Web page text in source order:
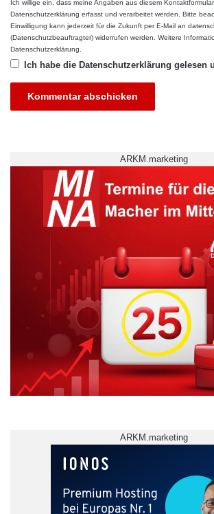
Fotos: Hochschule Koblenz
Zusammen mit den
Kaiserslautern hat die
zudem das Projekt Open MINT
Grundlagenfächer in den MINT-
virtualisiert werden. Labore
Weise orts- und
werden. Davon profitieren
Studierenden, die durch
Vorbereitung der realen
größeren Lernerfolg erzielen.
die virtuellen Labore
Schülern die Möglichkeit
die natur- und
Studiengänge
Daneben haben es sich die
Lovelace Projekte der
und Remagen zum Ziel
k
o
n
s
t
t
Ich willige ein, dass meine Angaben aus diesem
Datenschutzerklärung erfasst und verarbeitet werden. Bitte
Einwilligung kann jederzeit für die Zukunft per E-Mail an
(Datenschutzbeauftragter) widerrufen werden. Weitere
Datenschutzerklärung
Ich habe die Datenschutzerklärung gelesen
ARKM.marketing
ARKM.marketing